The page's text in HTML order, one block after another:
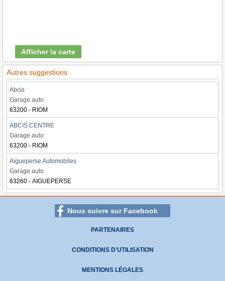
Afficher la carte
Autres suggestions
Abcis
Garage auto
63200 - RIOM
ABCIS CENTRE
Garage auto
63200 - RIOM
Aigueperse Automobiles
Garage auto
63260 - AIGUEPERSE
Nous suivre sur Facebook
PARTENAIRES
CONDITIONS D'UTILISATION
MENTIONS LÉGALES